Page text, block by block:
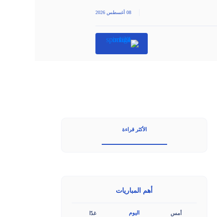
08 أغسطس 2026
الأكثر قراءة
أهم المباريات
أمس اليوم غدًا